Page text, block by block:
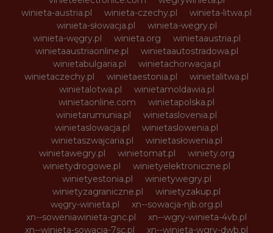
winieta-austria.pl
winieta-czechy.pl
winieta-litwa.pl
winieta-słowacja.pl
winieta-wegry.pl
winieta-węgry.pl
winieta.org
winietaaustria.pl
winietaaustriaonline.pl
winietaautostradowa.pl
winietabulgaria.pl
winietachorwacja.pl
winietaczechy.pl
winietaestonia.pl
winietalitwa.pl
winietalotwa.pl
winietamoldawia.pl
winietaonline.com
winietapolska.pl
winietarumunia.pl
winietaslovenia.pl
winietaslowacja.pl
winietaslowenia.pl
winietaszwajcaria.pl
winietasłowenia.pl
winietawegry.pl
winietomat.pl
winiety.org
winietydrogowe.pl
winietyelektroniczne.pl
winietyestonia.pl
winietywegry.pl
winietyzagraniczne.pl
winietyzakup.pl
węgry-winieta.pl
xn--sowacja-njb.org.pl
xn--soweniawinieta-gnc.pl
xn--wgry-winieta-4vb.pl
xn--winieta-sowacja-7sc.pl
xn--winieta-wgry-dwb.pl